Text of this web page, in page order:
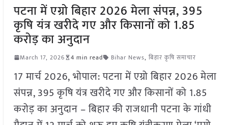
पटना में एग्रो बिहार 2026 मेला संपन्न, 395
कृषि यंत्र खरीदे गए और किसानों को 1.85
करोड़ का अनुदान
March 17, 2026 4 min read Bihar News, बिहार कृषि समाचार
17 मार्च 2026, भोपाल: पटना में एग्रो बिहार 2026 मेला
संपन्न, 395 कृषि यंत्र खरीदे गए और किसानों को 1.85
करोड़ का अनुदान – बिहार की राजधानी पटना के गांधी